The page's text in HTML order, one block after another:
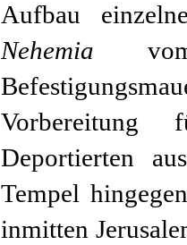
Aufbau
Nehemia vom
Deportierten
Tempel
inmitten